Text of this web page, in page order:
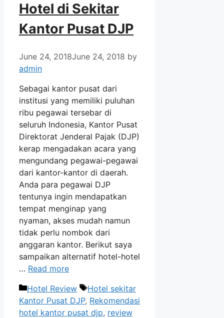
Hotel di Sekitar
Kantor Pusat DJP
June 24, 2018June 24, 2018 by
admin
Sebagai kantor pusat dari
institusi yang memiliki puluhan
ribu pegawai tersebar di
seluruh Indonesia, Kantor Pusat
Direktorat Jenderal Pajak (DJP)
kerap mengadakan acara yang
mengundang pegawai-pegawai
dari kantor-kantor di daerah.
Anda para pegawai DJP
tentunya ingin mendapatkan
tempat menginap yang
nyaman, akses mudah namun
tidak perlu nombok dari
anggaran kantor. Berikut saya
sampaikan alternatif hotel-hotel
… Read more
Categories
Hotel Review Tags
Hotel sekitar
Kantor Pusat DJP, Rekomendasi
hotel kantor pusat djp, review